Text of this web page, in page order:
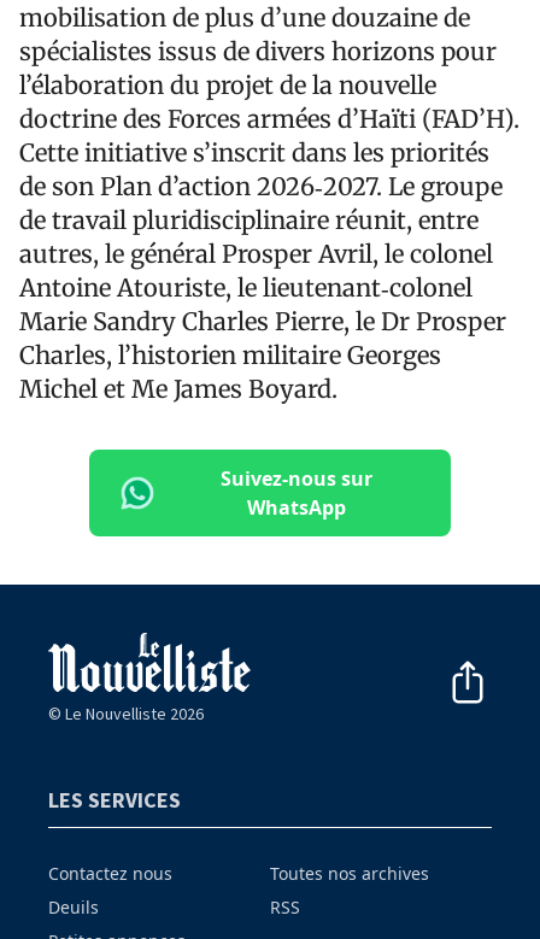
mobilisation de plus d’une douzaine de
spécialistes issus de divers horizons pour
l’élaboration du projet de la nouvelle
doctrine des Forces armées d’Haïti (FAD’H).
Cette initiative s’inscrit dans les priorités
de son Plan d’action 2026‑2027. Le groupe
de travail pluridisciplinaire réunit, entre
autres, le général Prosper Avril, le colonel
Antoine Atouriste, le lieutenant‑colonel
Marie Sandry Charles Pierre, le Dr Prosper
Charles, l’historien militaire Georges
Michel et Me James Boyard.
Suivez-nous sur
WhatsApp
© Le Nouvelliste 2026
LES SERVICES
Contactez nous
Deuils
Toutes nos archives
RSS